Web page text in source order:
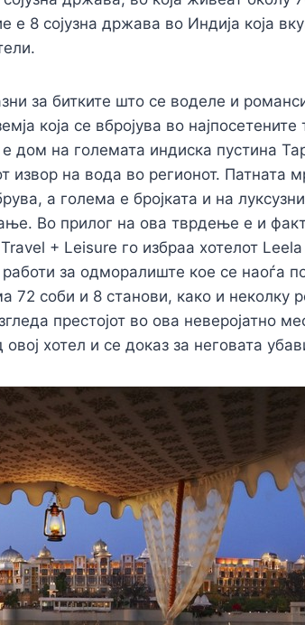
е 8 сојузна држава во Индија која
за битките што се воделе и
која се вбројува во
е дом на големата индиска пустина
извор на вода во регионот. Патната
а голема е бројката и на
Во прилог на ова тврдење е и
+ Leisure го избраа хотелот
за одморалиште кое се наоѓа
72 соби и 8 станови, како и неколку
престојот во ова неверојатно
хотел и се доказ за неговата